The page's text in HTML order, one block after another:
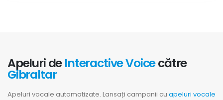
Apeluri deInteractive Voicecătre
Gibraltar
Apeluri vocale automatizate. Lansați campanii cu apeluri vocale